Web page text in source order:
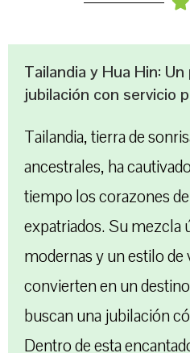
Tailandia y Hua Hin:
jubilación con servicio
Tailandia, tierra de
ancestrales, ha
tiempo los corazones
expatriados. Su mezcla
modernas y un estilo de
convierten en un
buscan una jubilación
Dentro de esta